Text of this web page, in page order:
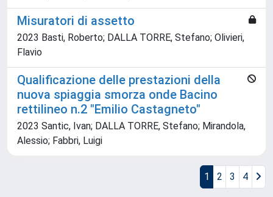
Misuratori di assetto
2023 Basti, Roberto; DALLA TORRE, Stefano; Olivieri,
Flavio
Qualificazione delle prestazioni della
nuova spiaggia smorza onde Bacino
rettilineo n.2 "Emilio Castagneto"
2023 Santic, Ivan; DALLA TORRE, Stefano; Mirandola,
Alessio; Fabbri, Luigi
1 2 3 4